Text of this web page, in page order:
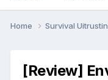
Home Survival
[Review]